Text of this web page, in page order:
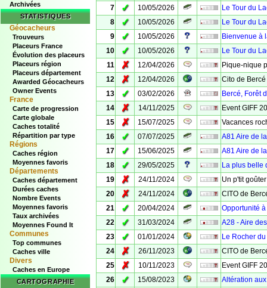
Archivées
STATISTIQUES
Géocacheurs
Trouveurs
Placeurs France
Évolution des placeurs
Placeurs région
Placeurs département
Awarded Géocacheurs
Owner Events
France
Carte de progression
Carte globale
Caches totalité
Répartition par type
Régions
Caches région
Moyennes favoris
Départements
Caches département
Durées caches
Nombre Events
Moyennes favoris
Taux archivées
Moyennes Found It
Communes
Top communes
Caches ville
Divers
Caches en Europe
CARTOGRAPHIE
7
✓ 10/05/2026
Le Tour du
8
✓ 10/05/2026
Le Tour du
9
✓ 10/05/2026
Bienvenue à
10
✓ 10/05/2026
Le Tour du
11
✗ 12/04/2026
Pique-nique
12
✗ 12/04/2026
Cito de
13
✓ 03/02/2026
Bercé, Forêt
14
✗ 14/11/2025
Event GIFF
15
✗ 15/07/2025
Vacances
16
✓ 07/07/2025
A81 Aire de
17
✓ 15/06/2025
A81 Aire de
18
✓ 29/05/2025
La plus belle
19
✗ 24/11/2024
Un p'tit
20
✗ 24/11/2024
CITO de
21
✓ 20/04/2024
Opportunité
22
✓ 31/03/2024
A28 - Aire
23
✓ 01/01/2024
Le Rocher
24
✗ 26/11/2023
CITO de
25
✗ 10/11/2023
Event GIFF
26
✓ 15/08/2023
Altération